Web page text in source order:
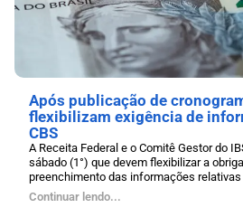
Após publicação de
flexibilizam exigência de
CBS
A Receita Federal e o Comitê Gestor do
sábado (1°) que devem flexibilizar a
preenchimento das informações relativas
Continuar lendo...